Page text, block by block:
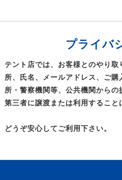
プライバ
テント店では、お客様とのやり
所、氏名、メールアドレス、ご購
所・警察機関等、公共機関から
第三者に譲渡または利用すること
どうぞ安心してご利用下さい。